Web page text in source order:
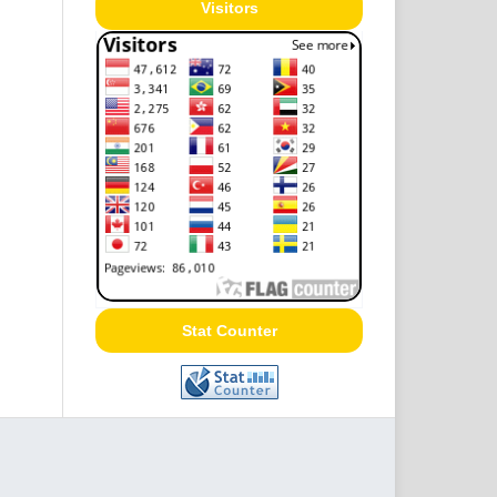
Visitors
Stat Counter